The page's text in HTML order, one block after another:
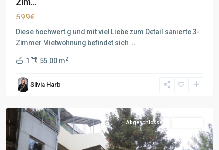
Zim...
599€
Diese hochwertig und mit viel Liebe zum Detail sanierte 3-
Zimmer Mietwohnung befindet sich ...
1 55.00 m2
Silvia Harb
Abgeschlossen